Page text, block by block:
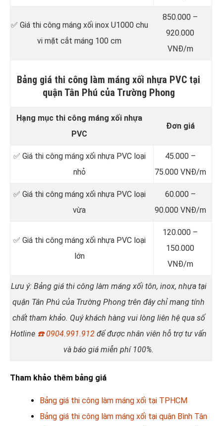
✅ Giá thi công máng xối inox U1000 chu
vi mặt cắt máng 100 cm
850.000 –
920.000
VNĐ/m
Bảng giá thi công làm máng xối nhựa PVC tại
quận Tân Phú của Trường Phong
Hạng mục thi công máng xối nhựa
PVC
Đơn giá
✅ Giá thi công máng xối nhựa PVC loại
nhỏ
45.000 –
75.000 VNĐ/m
✅ Giá thi công máng xối nhựa PVC loại
vừa
60.000 –
90.000 VNĐ/m
✅ Giá thi công máng xối nhựa PVC loại
lớn
120.000 –
150.000
VNĐ/m
Lưu ý: Bảng giá thi công làm máng xối tôn, inox, nhựa tại
quận Tân Phú của Trường Phong trên đây chỉ mang tính
chất tham khảo. Quý khách hàng vui lòng liên hệ qua số
Hotline ☎️0904.991.912 để được nhân viên hỗ trợ tư vấn
và báo giá miễn phí 100%.
Tham khảo thêm bảng giá
Bảng giá thi công làm máng xối tại TPHCM
Bảng giá thi công làm máng xối tại quận Bình Tân